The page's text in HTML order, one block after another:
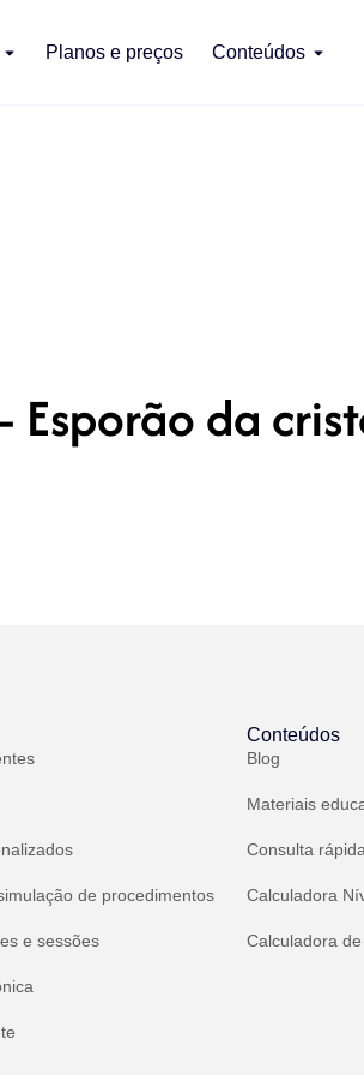
Planos e preços Conteúdos
Esporão da
de procedimentos
e sessões
Conteúdos
Blog
Materiais
Consulta
Calculadora
Calculadora